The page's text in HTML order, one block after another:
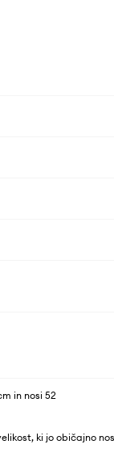
in nosi 52
ki jo običajno